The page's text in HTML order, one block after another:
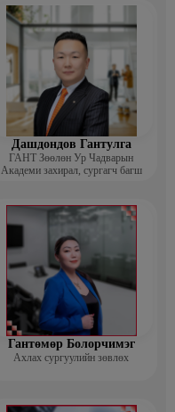
Дашдондов Гантулга
ГАНТ Зөөлөн Ур Чадварын
Академи захирал, сургагч багш
Гантөмөр Болорчимэг
Ахлах сургуулийн зөвлөх